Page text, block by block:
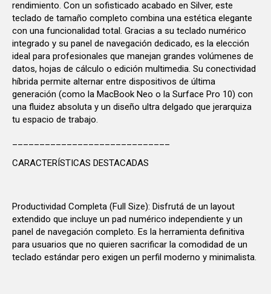
rendimiento. Con un sofisticado acabado en Silver, este
teclado de tamaño completo combina una estética elegante
con una funcionalidad total. Gracias a su teclado numérico
integrado y su panel de navegación dedicado, es la elección
ideal para profesionales que manejan grandes volúmenes de
datos, hojas de cálculo o edición multimedia. Su conectividad
híbrida permite alternar entre dispositivos de última
generación (como la MacBook Neo o la Surface Pro 10) con
una fluidez absoluta y un diseño ultra delgado que jerarquiza
tu espacio de trabajo.
CARACTERÍSTICAS DESTACADAS
Productividad Completa (Full Size): Disfrutá de un layout
extendido que incluye un pad numérico independiente y un
panel de navegación completo. Es la herramienta definitiva
para usuarios que no quieren sacrificar la comodidad de un
teclado estándar pero exigen un perfil moderno y minimalista.